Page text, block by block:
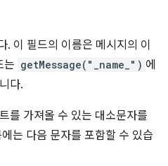
이 필드의 이름은 메시지의 이
는 getMessage("_name_") 에
다.
를 가져올 수 있는 대소문자를
는 다음 문자를 포함할 수 있습